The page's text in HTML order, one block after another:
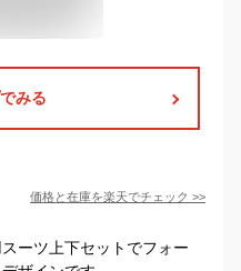
みる
価格と在庫を楽天でチェック >>
ーツ上下セットでフォー